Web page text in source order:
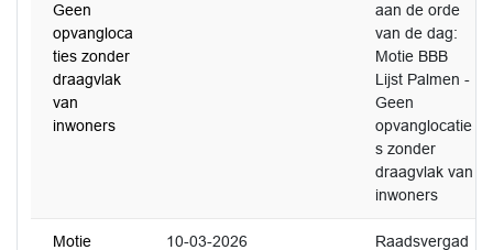
Geen
opvangloca
ties zonder
draagvlak
van
inwoners
aan de orde
van de dag:
Motie BBB
Lijst Palmen -
Geen
opvanglocatie
s zonder
draagvlak van
inwoners
Motie
10-03-2026
Raadsvergad